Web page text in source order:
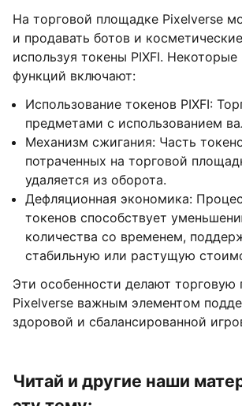
На торговой площадке Pixelverse
и продавать ботов и
используя токены PIXFI.
функций включают:
Использование токенов PIXFI:
предметами с использованием
Механизм сжигания: Часть
потраченных на торговой
удаляется из оборота.
Дефляционная экономика:
токенов способствует
количества со временем,
стабильную или растущую
Эти особенности делают торговую
Pixelverse важным элементом
здоровой и сбалансированной
Читай и другие наши